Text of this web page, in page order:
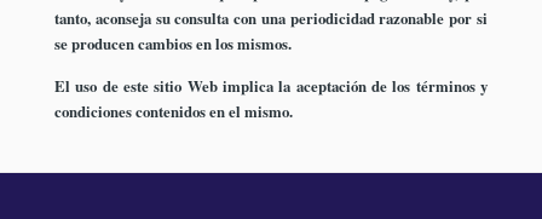
tanto, aconseja su consulta con una periodicidad razonable por si
se producen cambios en los mismos.
El uso de este sitio Web implica la aceptación de los términos y
condiciones contenidos en el mismo.